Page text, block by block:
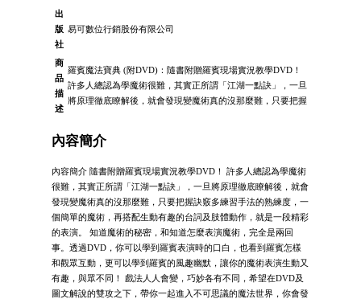
出
版
社
易可數位行銷股份有限公司
商
品
描
述
羅賓魔法寶典 (附DVD)：隨書附贈羅賓現場實況教學DVD！
許多人總認為學魔術很難，其實正所謂「江湖一點訣」，一旦
將原理徹底瞭解後，就會發現變魔術真的沒那麼難，只要把握
內容簡介
內容簡介 隨書附贈羅賓現場實況教學DVD！ 許多人總認為學魔術
很難，其實正所謂「江湖一點訣」，一旦將原理徹底瞭解後，就會
發現變魔術真的沒那麼難，只要把握訣竅多練習手法的熟練度，一
個簡單的魔術，再搭配生動有趣的台詞及肢體動作，就是一段精彩
的表演。 知道魔術的秘密，和知道怎麼表演魔術，完全是兩回
事。透過DVD，你可以學到羅賓表演時的口白，也看到羅賓怎樣
和觀眾互動，更可以學到羅賓的風趣幽默，讓你的魔術表演生動又
有趣，與眾不同！ 戲法人人會變，巧妙各有不同，希望在DVD及
圖文解說的雙攻之下，帶你一起進入不可思議的魔法世界，你會發